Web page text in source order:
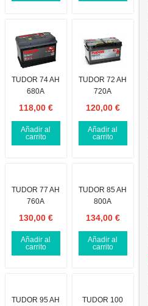
TUDOR 74 AH
680A
118,00 €
Añadir al
carrito
TUDOR 72 AH
720A
120,00 €
Añadir al
carrito
TUDOR 77 AH
760A
130,00 €
Añadir al
carrito
TUDOR 85 AH
800A
134,00 €
Añadir al
carrito
TUDOR 95 AH
TUDOR 100